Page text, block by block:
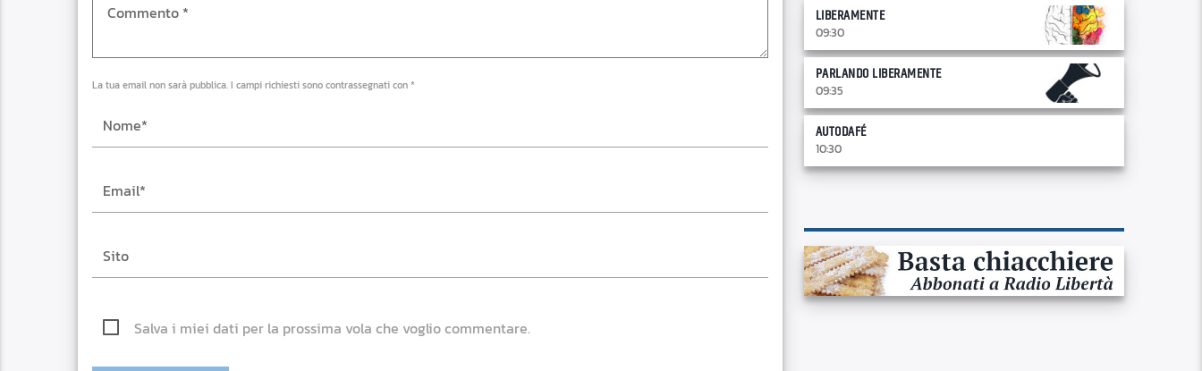
La tua email non sarà pubblica. I campi richiesti sono contrassegnati con *
Salva i miei dati per la prossima vola che voglio commentare.
LIBERAMENTE
09:30
PARLANDO LIBERAMENTE
09:35
AUTODAFÉ
10:30